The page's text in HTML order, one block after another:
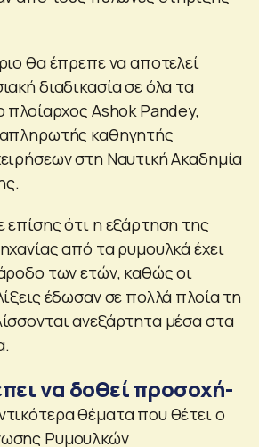
θα έπρεπε να αποτελεί
διαδικασία σε όλα τα
πλοίαρχος Ashok Pandey,
καθηγητής
στη Ναυτική Ακαδημία
επίσης ότι η εξάρτηση της
από τα ρυμουλκά έχει
των ετών, καθώς οι
έδωσαν σε πολλά πλοία τη
ανεξάρτητα μέσα στα
να δοθεί προσοχή-
θέματα που θέτει ο
Ρυμουλκών